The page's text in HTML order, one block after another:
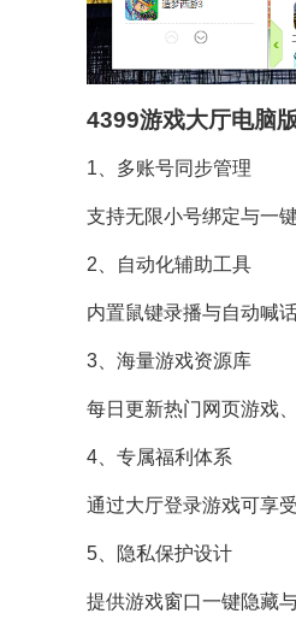
4399游戏大厅电脑
1、多账号同步管理​
支持无限小号绑定与一
2、自动化辅助工具​
内置鼠键录播与自动喊
3、海量游戏资源库​
每日更新热门网页游戏
4、专属福利体系​
通过大厅登录游戏可享
5、隐私保护设计​
提供游戏窗口一键隐藏